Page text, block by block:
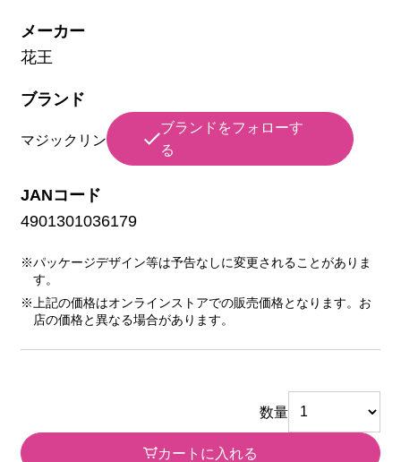
メーカー
花王
ブランド
マジックリン
ブランドをフォローす
る
JANコード
4901301036179
※パッケージデザイン等は予告なしに変更されることがありま
す。
※上記の価格はオンラインストアでの販売価格となります。お
店の価格と異なる場合があります。
数量
カートに入れる